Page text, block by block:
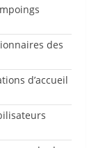
des
d’accueil